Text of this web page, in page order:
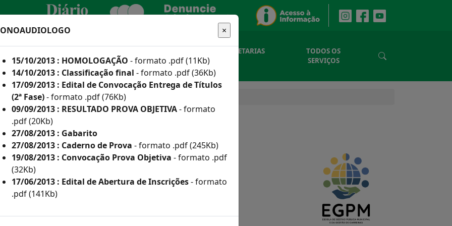
SECRETARIAS
TODOS OS
SERVIÇOS
aqui os editais
Inscritos Como Deficientes por Ano
Ano
15/10/2013 : HOMOLOGAÇÃO - formato .pdf (11Kb)
14/10/2013 : Classificação final - formato .pdf (36Kb)
17/09/2013 : Edital de Convocação Entrega de Títulos
(2ª Fase)- formato .pdf (76Kb)
09/09/2013 : RESULTADO PROVA OBJETIVA- formato
.pdf (20Kb)
27/08/2013 : Gabarito
27/08/2013 : Caderno de Prova - formato .pdf (245Kb)
19/08/2013 : Convocação Prova Objetiva - formato .pdf
(32Kb)
17/06/2013 : Edital de Abertura de Inscrições- formato
.pdf (141Kb)